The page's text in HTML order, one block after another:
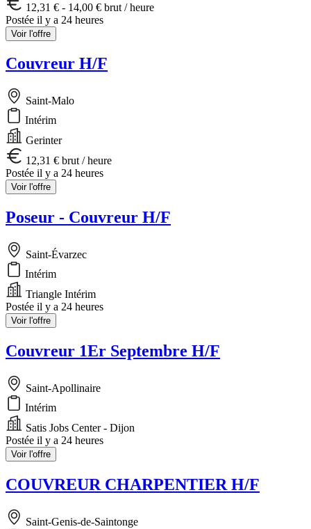
12,31 € - 14,00 € brut / heure
Postée il y a 24 heures
Voir l'offre
Couvreur H/F
Saint-Malo
Intérim
Gerinter
12,31 € brut / heure
Postée il y a 24 heures
Voir l'offre
Poseur - Couvreur H/F
Saint-Évarzec
Intérim
Triangle Intérim
Postée il y a 24 heures
Voir l'offre
Couvreur 1Er Septembre H/F
Saint-Apollinaire
Intérim
Satis Jobs Center - Dijon
Postée il y a 24 heures
Voir l'offre
COUVREUR CHARPENTIER H/F
Saint-Genis-de-Saintonge